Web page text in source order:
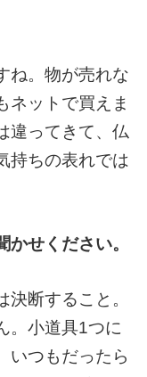
ね。物が売れな
ネットで買えま
違ってきて、仏
持ちの表れでは
せください。
断すること。
。小道具1つに
いつもだったら